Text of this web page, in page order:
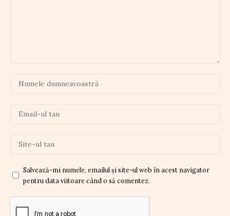
Salvează-mi numele, emailul și site-ul web în acest navigator
pentru data viitoare când o să comentez.